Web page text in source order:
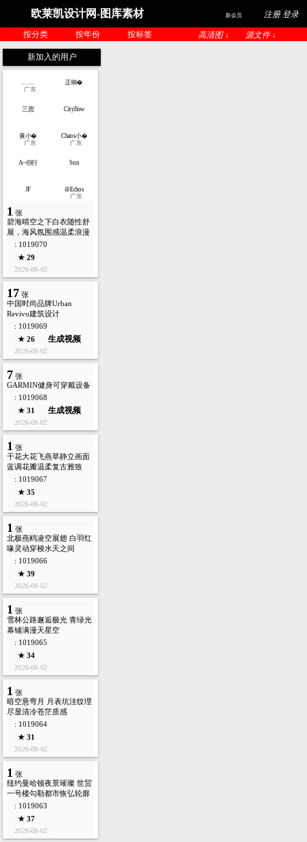
欧莱凯设计网-图库素材 新会员 注册 登录
按分类 按年份 按标签 高清图 ↓ 源文件 ↓
新加入的用户
广东
正晌�
三思 Cityflow
黄小�
广东
Chaos小�
广东
A~但行 Sun
JF
☮Echos
广东
1 张
碧海晴空之下白衣随性舒
展，海风氛围感温柔浪漫
: 1019070
★ 29
2026-08-02
17 张
中国时尚品牌Urban
Revivo建筑设计
: 1019069
★ 26
生成视频
2026-08-02
7 张
GARMIN健身可穿戴设备
: 1019068
★ 31
生成视频
2026-08-02
1 张
干花大花飞燕草静立画面
蓝调花瓣温柔复古雅致
: 1019067
★ 35
2026-08-02
1 张
北极燕鸥凌空展翅 白羽红
喙灵动穿梭水天之间
: 1019066
★ 39
2026-08-02
1 张
雪林公路邂逅极光 青绿光
幕铺满漫天星空
: 1019065
★ 34
2026-08-02
1 张
暗空悬弯月 月表坑洼纹理
尽显清冷苍茫质感
: 1019064
★ 31
2026-08-02
1 张
纽约曼哈顿夜景璀璨 世贸
一号楼勾勒都市恢弘轮廓
: 1019063
★ 37
2026-08-02